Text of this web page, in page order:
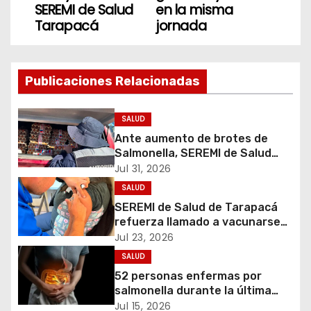
g
a
c
i
ó
n
d
e
e
en la misma
jornada
SEREMI de Salud
Tarapacá
Publicaciones Relacionadas
SALUD
Ante aumento de brotes de
Salmonella, SEREMI de Salud
refuerza prohibición del uso de
huevos crudos
Jul 31, 2026
SALUD
SEREMI de Salud de Tarapacá
refuerza llamado a vacunarse
tras ampliación de campaña
contra la influenza para toda la
población
Jul 23, 2026
SALUD
52 personas enfermas por
salmonella durante la última
semana
Jul 15, 2026